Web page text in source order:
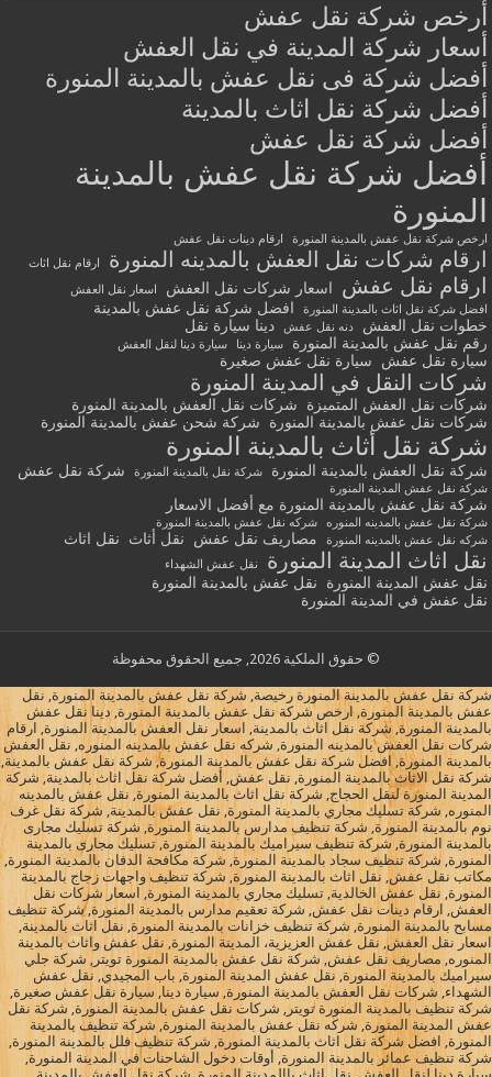
أرخص شركة نقل عفش
أسعار شركة المدينة في نقل العفش
أفضل شركة فى نقل عفش بالمدينة المنورة
أفضل شركة نقل اثاث بالمدينة
أفضل شركة نقل عفش
أفضل شركة نقل عفش بالمدينة
المنورة
ارخص شركة نقل عفش بالمدينة المنورة ارقام دينات نقل عفش
ارقام شركات نقل العفش بالمدينه المنورة ارقام نقل اثاث
ارقام نقل عفش اسعار شركات نقل العفش
اسعار نقل العفش
افضل شركة نقل اثاث بالمدينة المنورة
افضل شركة نقل عفش بالمدينة
خطوات نقل العفش
دنه نقل عفش
دينا سيارة نقل
رقم نقل عفش بالمدينة المنورة
سيارة دينا سيارة دينا لنقل العفش
سيارة نقل عفش سيارة نقل عفش صغيرة
شركات النقل في المدينة المنورة
شركات نقل العفش المتميزة
شركات نقل العفش بالمدينة المنورة
شركات نقل عفش بالمدينة المنورة
شركة شحن عفش بالمدينة المنورة
شركة نقل أثاث بالمدينة المنورة
شركة نقل العفش بالمدينة المنورة شركة نقل بالمدينة المنورة شركة نقل عفش
شركة نقل عفش المدينة المنورة
شركة نقل عفش بالمدينة المنورة مع أفضل الاسعار
شركة نقل عفش بالمدينه المنوره
شركه نقل عفش بالمدينة المنورة
شركه نقل عفش بالمدينه المنورة
مصاريف نقل عفش نقل أثاث نقل اثاث
نقل اثاث المدينة المنورة نقل عفش الشهداء
نقل عفش المدينة المنورة
نقل عفش بالمدينة المنورة
نقل عفش في المدينة المنورة
© حقوق الملكية 2026, جميع الحقوق محفوظة
شركة نقل عفش بالمدينة المنورة رخيصة, شركة نقل عفش بالمدينة المنورة, نقل
عفش بالمدينة المنورة, ارخص شركة نقل عفش بالمدينة المنورة, دينا نقل عفش
بالمدينة المنورة, شركة نقل اثاث بالمدينة, اسعار نقل العفش بالمدينة المنورة, ارقام
شركات نقل العفش بالمدينه المنورة, شركه نقل عفش بالمدينه المنوره, نقل العفش
بالمدينة المنورة, افضل شركة نقل عفش بالمدينة المنورة, شركة نقل عفش بالمدينة,
شركة نقل الاثاث بالمدينة المنورة, نقل عفش, أفضل شركة نقل اثاث بالمدينة, شركة
المدينة المنورة لنقل الحجاج, شركة نقل اثاث بالمدينة المنورة, نقل عفش بالمدينه
المنوره, شركة تسليك مجاري بالمدينة المنورة, نقل عفش بالمدينة, شركة نقل غرف
نوم بالمدينة المنورة, شركة تنظيف مدارس بالمدينة المنورة, شركة تسليك مجارى
بالمدينة المنورة, شركة تنظيف سيراميك بالمدينة المنورة, تسليك مجارى بالمدينة
المنورة, شركة تنظيف سجاد بالمدينة المنورة, شركة مكافحة الدفان بالمدينة المنورة,
مكاتب نقل عفش, نقل اثاث بالمدينة المنورة, شركة تنظيف واجهات زجاج بالمدينة
المنورة, نقل عفش الخالدية, تسليك مجاري بالمدينة المنورة, اسعار شركات نقل
العفش, ارقام دينات نقل عفش, شركة تعقيم مدارس بالمدينة المنورة, شركة تنظيف
مسابح بالمدينة المنورة, شركة تنظيف خزانات بالمدينة المنورة, نقل اثاث بالمدينة,
اسعار نقل العفش, نقل عفش العزيزية، المدينة المنورة, نقل عفش واثاث بالمدينة
المنوره, مصاريف نقل عفش, شركة نقل عفش بالمدينة المنورة تويتر, شركة جلي
سيراميك بالمدينة المنورة, نقل عفش المدينة المنورة, باب المجيدي, نقل عفش
الشهداء, شركات نقل العفش بالمدينة المنورة, سيارة دينا, سيارة نقل عفش صغيرة,
شركة تنظيف بالمدينة المنورة تويتر, شركات نقل عفش بالمدينة المنورة, شركة نقل
عفش المدينة المنورة, شركه نقل عفش بالمدينة المنورة, شركة تنظيف بالمدينة
المنورة, افضل شركة نقل اثاث بالمدينة المنورة, شركة تنظيف فلل بالمدينة المنورة,
شركة تنظيف عمائر بالمدينة المنورة, أوقات دخول الشاحنات في المدينة المنورة,